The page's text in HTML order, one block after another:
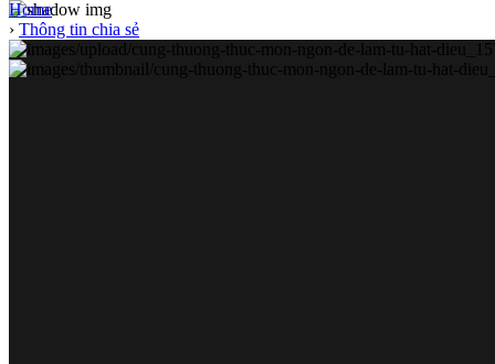
Home
› Thông tin chia sẻ